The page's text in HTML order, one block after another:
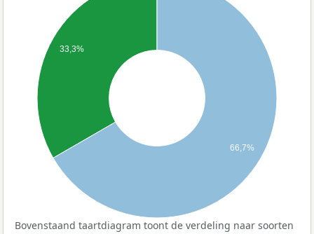
33,3%
66,7%
Bovenstaand taartdiagram toont de verdeling naar soorten